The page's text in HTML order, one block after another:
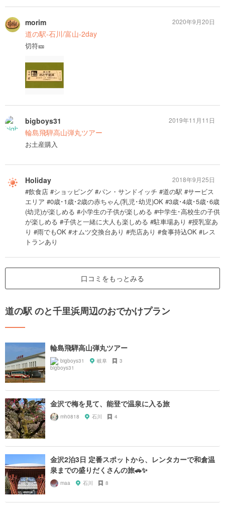
morim
道の駅-石川/富山-2day
切符🎫
2020年9月20日
bigboys31
輪島飛騨高山弾丸ツアー
お土産購入
2019年11月11日
Holiday
#飲食店 #ショッピング #パン・サンドイッチ #道の駅 #サービス
エリア #0歳･1歳･2歳の赤ちゃん(乳児･幼児)OK #3歳･4歳･5歳･6歳
(幼児)が楽しめる #小学生の子供が楽しめる #中学生･高校生の子供
が楽しめる #子供と一緒に大人も楽しめる #駐車場あり #授乳室あ
り #雨でもOK #オムツ交換台あり #売店あり #食事持込OK #レス
トランあり
2018年9月25日
口コミをもっとみる
道の駅 のと千里浜周辺のおでかけプラン
輪島飛騨高山弾丸ツアー
bigboys31 岐阜 3
金沢で梅を見て、能登で温泉に入る旅
mh0818 石川 4
金沢2泊3日 定番スポットから、レンタカーで和倉温
泉までの盛りだくさんの旅🚗✨
maa 石川 8